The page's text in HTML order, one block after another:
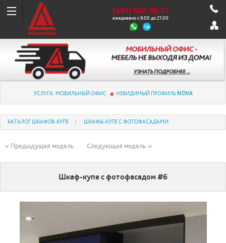
(495) 540-59-71
ежедневно с 9:00 до 21:00
УСЛУГА: МОБИЛЬНЫЙ ОФИС НЕВИДИМЫЙ ПРОФИЛЬ NOVA
КАТАЛОГ ШКАФОВ-КУПЕ ШКАФЫ-КУПЕ С ФОТОФАСАДАМИ
« Предыдущая модель Следующая модель »
Шкаф-купе с фотофасадом #6